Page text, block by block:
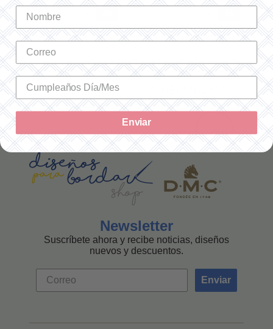
-
SOLO ENVÍOS A LA REPÚBLICA
MEXICANA
Newsletter
Suscríbete ahora y recibe noticias, diseños
nuevos y descuentos.
Enviar
Enviar